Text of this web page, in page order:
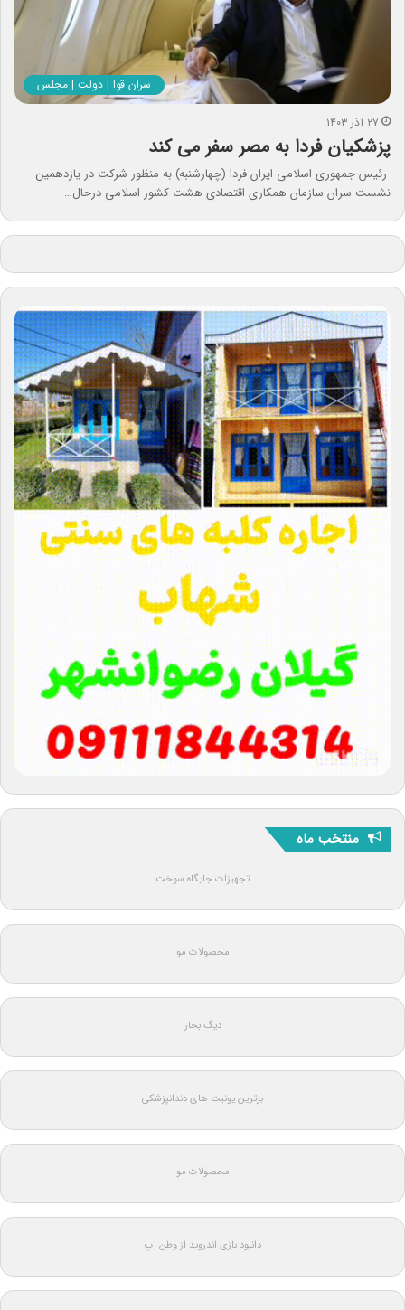
سران قوا | دولت | مجلس
۲۷ آذر ۱۴۰۳
پزشکیان فردا به مصر سفر می کند
رئیس جمهوری اسلامی ایران فردا (چهارشنبه) به منظور شرکت در یازدهمین
نشست سران سازمان همکاری اقتصادی هشت کشور اسلامی درحال…
منتخب ماه
تجهیزات جایگاه سوخت
محصولات مو
دیگ بخار
برترین یونیت های دندانپزشکی
محصولات مو
دانلود بازی اندروید از وطن اپ